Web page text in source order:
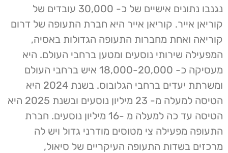
נגנבו נתונים אישיים של כ- 30,000 עובדים של
קוריאן אייר. קוריאן אייר היא חברת התעופה של דרום
קוריאה ואחת מחברות התעופה הגדולות באסיה,
המפעילה שירותי נוסעים ומטען ברחבי העולם. היא
מעסיקה כ- 18,000-20,000 איש ברחבי העולם
ומשרתת יעדים ברחבי הגלובוס. בשנת 2024 היא
הטיסה למעלה מ- 23 מיליון נוסעים ובשנת 2025 היא
הטיסה עד כה למעלה מ -16 מיליון נוסעים. חברת
התעופה מפעילה צי מטוסים מודרני גדול ויש לה
מרכזים בשדות התעופה העיקריים של סיאול,